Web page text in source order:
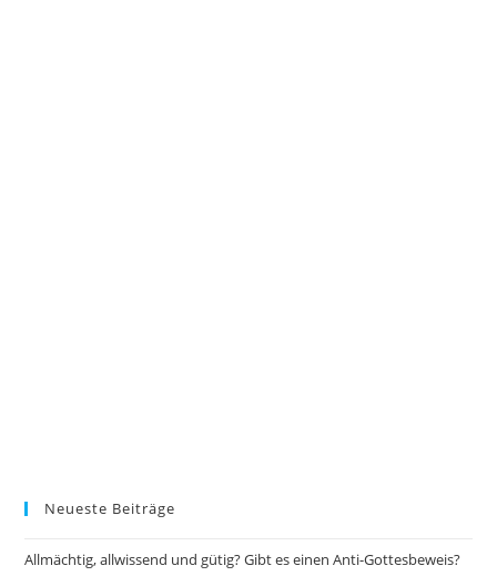
Neueste Beiträge
Allmächtig, allwissend und gütig? Gibt es einen Anti-Gottesbeweis?